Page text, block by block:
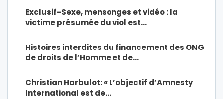
Exclusif-Sexe, mensonges et vidéo : la
victime présumée du viol est…
Histoires interdites du financement des ONG
de droits de l’Homme et de…
Christian Harbulot: « L’objectif d’Amnesty
International est de…